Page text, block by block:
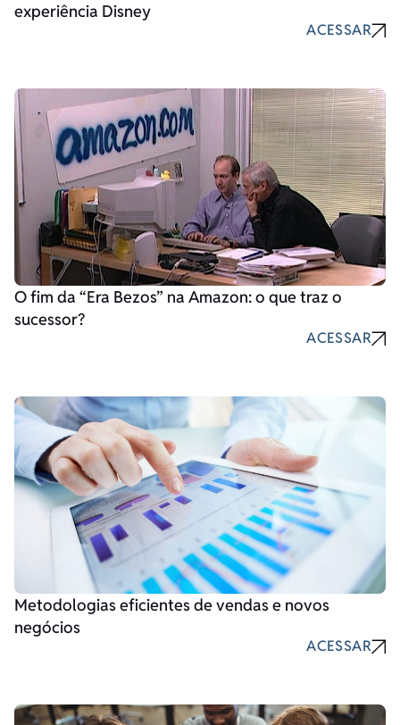
experiência Disney
ACESSAR
O fim da “Era Bezos” na Amazon: o que traz o
sucessor?
ACESSAR
Metodologias eficientes de vendas e novos
negócios
ACESSAR